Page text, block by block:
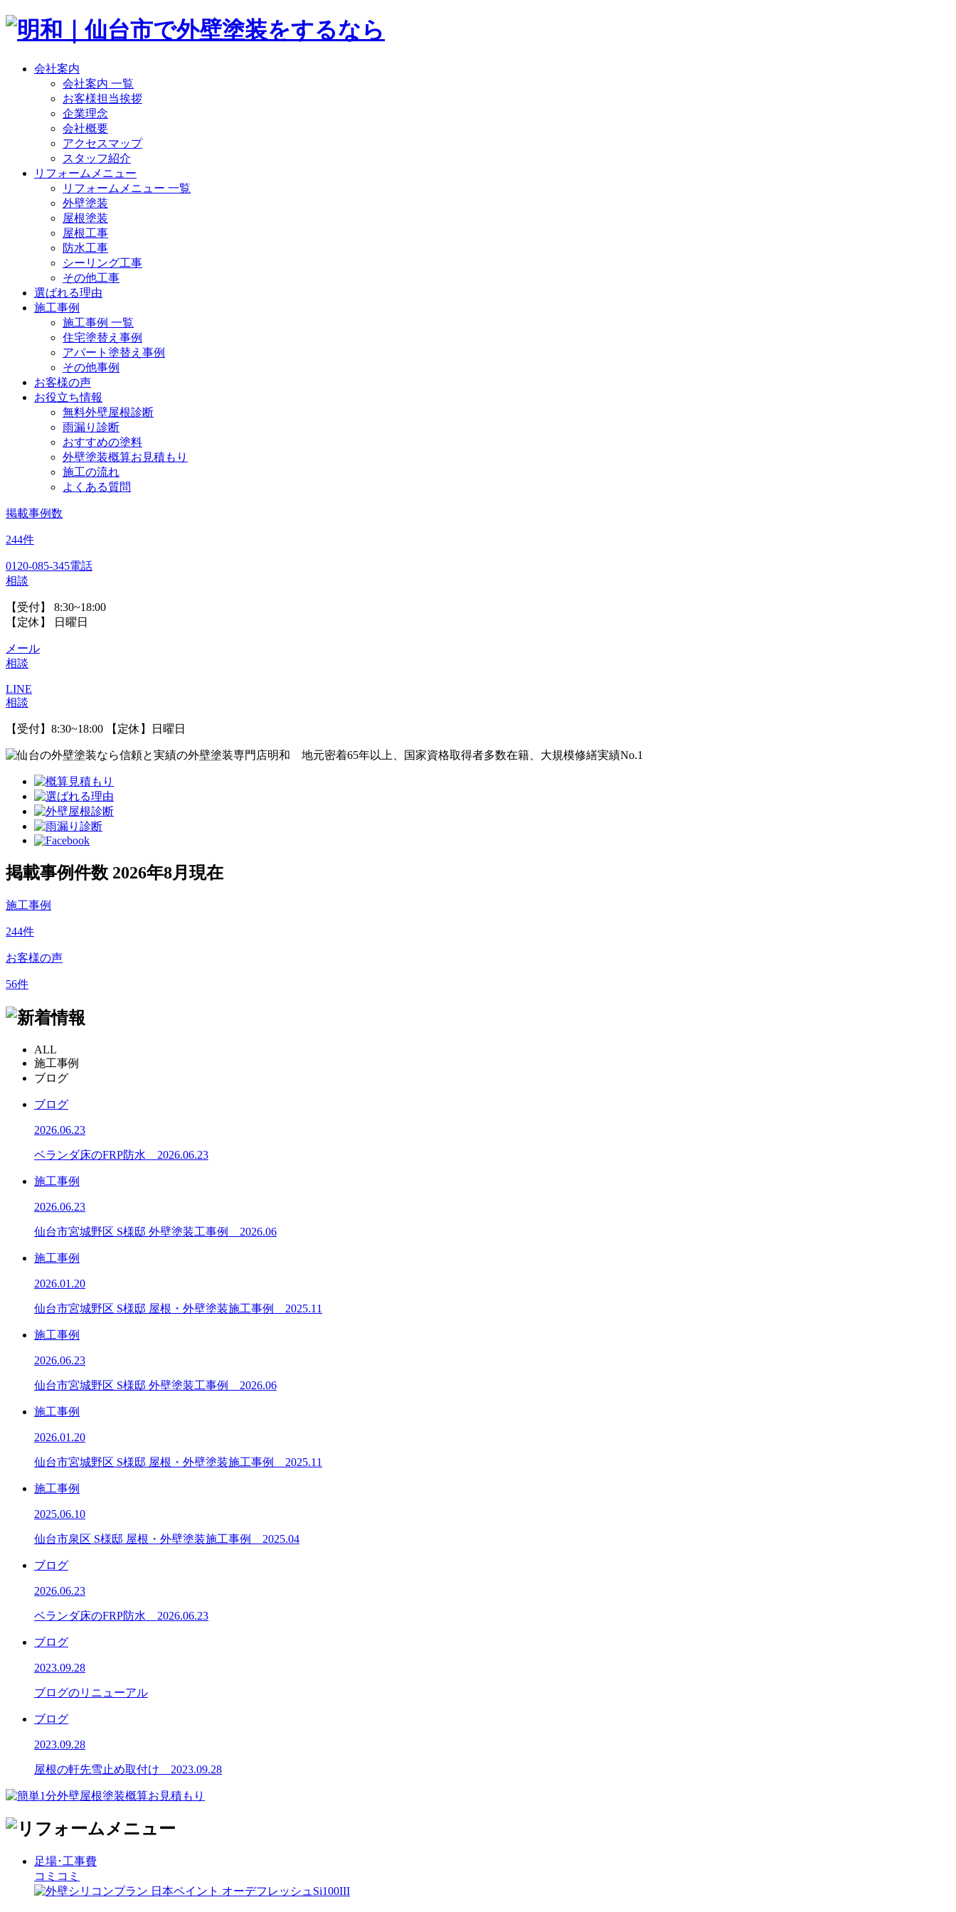
会社案内
会社案内 一覧
お客様担当挨拶
企業理念
会社概要
アクセスマップ
スタッフ紹介
リフォームメニュー
リフォームメニュー 一覧
外壁塗装
屋根塗装
屋根工事
防水工事
シーリング工事
その他工事
選ばれる理由
施工事例
施工事例 一覧
住宅塗替え事例
アパート塗替え事例
その他事例
お客様の声
お役立ち情報
無料外壁屋根診断
雨漏り診断
おすすめの塗料
外壁塗装概算お見積もり
施工の流れ
よくある質問
掲載事例数
244件
0120-085-345電話
相談
【受付】 8:30~18:00
【定休】 日曜日
メール
相談
LINE
相談
【受付】8:30~18:00 【定休】日曜日
掲載事例件数 2026年8月現在
施工事例
244件
お客様の声
56件
ALL
施工事例
ブログ
ブログ
2026.06.23
ベランダ床のFRP防水 2026.06.23
施工事例
2026.06.23
仙台市宮城野区 S様邸 外壁塗装工事例 2026.06
施工事例
2026.01.20
仙台市宮城野区 S様邸 屋根・外壁塗装施工事例 2025.11
施工事例
2026.06.23
仙台市宮城野区 S様邸 外壁塗装工事例 2026.06
施工事例
2026.01.20
仙台市宮城野区 S様邸 屋根・外壁塗装施工事例 2025.11
施工事例
2025.06.10
仙台市泉区 S様邸 屋根・外壁塗装施工事例 2025.04
ブログ
2026.06.23
ベランダ床のFRP防水 2026.06.23
ブログ
2023.09.28
ブログのリニューアル
ブログ
2023.09.28
屋根の軒先雪止め取付け 2023.09.28
足場･工事費
コミコミ